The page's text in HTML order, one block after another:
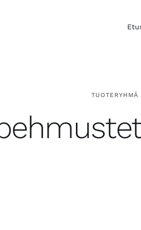
TUOTERYHMÄ